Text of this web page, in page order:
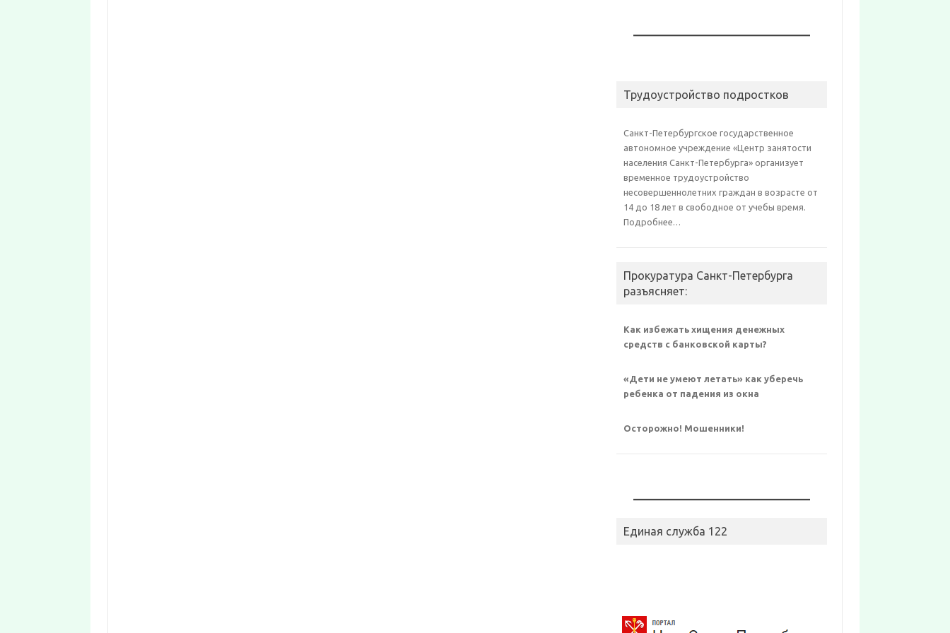
Трудоустройство подростков
Санкт-Петербургское государственное
автономное учреждение «Центр занятости
населения Санкт-Петербурга» организует
временное трудоустройство
несовершеннолетних граждан в возрасте от
14 до 18 лет в свободное от учебы время.
Подробнее…
Прокуратура Санкт-Петербурга
разъясняет:
Как избежать хищения денежных
средств с банковской карты?
«Дети не умеют летать» как уберечь
ребенка от падения из окна
Осторожно! Мошенники!
Единая служба 122